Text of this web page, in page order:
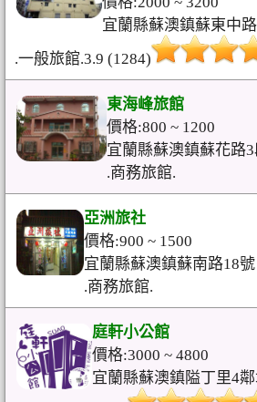
宜蘭縣蘇澳鎮蘇東中
.一般旅館.3.9 (1284)
東海峰旅館
價格:800 ~ 1200
宜蘭縣蘇澳鎮蘇花路
.商務旅館.
亞洲旅社
價格:900 ~ 1500
宜蘭縣蘇澳鎮蘇南路18號
.商務旅館.
庭軒小公館
價格:3000 ~ 4800
宜蘭縣蘇澳鎮隘丁里4